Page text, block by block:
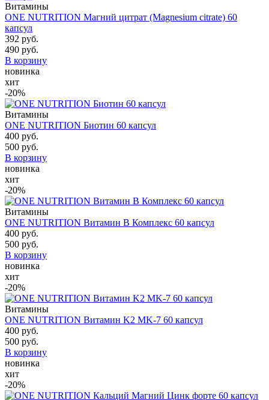
Витамины
ONE NUTRITION Магний цитрат (Magnesium citrate) 60
капсул
392 руб.
490 руб.
В корзину
новинка
хит
-20%
Витамины
ONE NUTRITION Биотин 60 капсул
400 руб.
500 руб.
В корзину
новинка
хит
-20%
Витамины
ONE NUTRITION Витамин B Комплекс 60 капсул
400 руб.
500 руб.
В корзину
новинка
хит
-20%
Витамины
ONE NUTRITION Витамин K2 MK-7 60 капсул
400 руб.
500 руб.
В корзину
новинка
хит
-20%